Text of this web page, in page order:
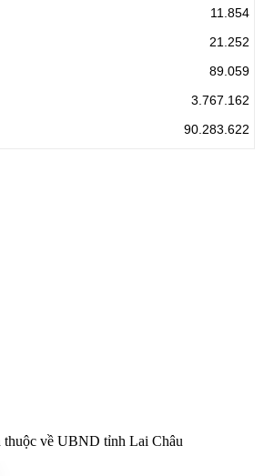
Quy trình nội bộ giải quyết thủ tục
lập và hoạt động của tổ hợp tác không
chức năng quản lý của Sở Tài chính)
11.854
21.252
89.059
3.767.162
90.283.622
thuộc về UBND tỉnh Lai Châu